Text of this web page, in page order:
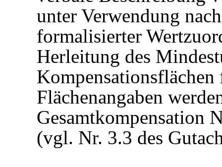
unter Verwendung
formalisierter
Herleitung des
Flächenangaben
Gesamtkompensation
(vgl. Nr. 3.3 des